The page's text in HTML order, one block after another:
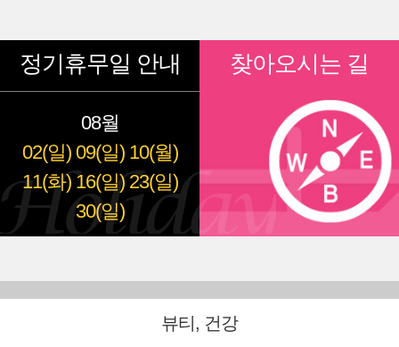
정기휴무일 안내
08월
02(일) 09(일) 10(월)
11(화) 16(일) 23(일)
30(일)
찾아오시는 길
뷰티, 건강